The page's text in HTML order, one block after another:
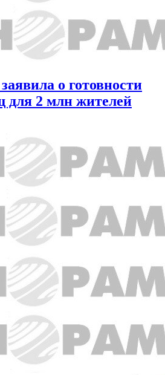
о готовности
для 2 млн жителей